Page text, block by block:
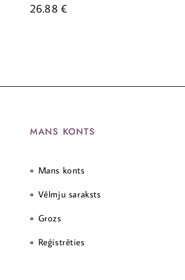
26.88€
MANS KONTS
Mans konts
Vēlmju saraksts
Grozs
Reģistrēties